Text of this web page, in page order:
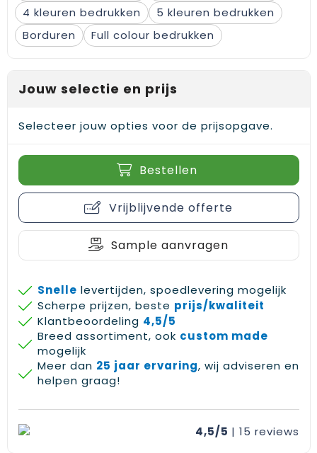
4
5
Borduren
Full colour
Jouw selectie en prijs
Selecteer jouw opties voor de prijsopgave.
Bestellen
Vrijblijvende offerte
Sample aanvragen
Snelle levertijden, spoedlevering mogelijk
Scherpe prijzen, beste prijs/kwaliteit
Klantbeoordeling 4,5/5
Breed assortiment, ook custom made
mogelijk
Meer dan 25 jaar ervaring, wij adviseren en
helpen graag!
4,5/5 | 15 reviews